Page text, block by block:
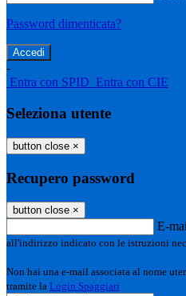
Password dimenticata?
-
Entra con SPID Entra con CIE
Seleziona utente
button close ×
Recupero password
button close ×
E-
all'indirizzo indicato con le istruzioni
Non hai una e-mail associata al nome
tramite la Login Spaggiari